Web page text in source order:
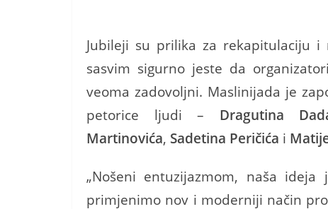
Jubileji su prilika za rekapitulaciju
sasvim sigurno jeste da
veoma zadovoljni. Maslinijada je
petorice ljudi – Dragutina
Martinovića, Sadetina Peričića i
„Nošeni entuzijazmom, naša
primjenimo nov i moderniji način